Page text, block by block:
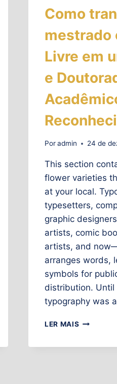
Como
mestrado
Livre em
e
Poradmin 24 de
This section
flower varieties
at your local.
typesetters,
graphic
artists, comic
artists, and
arranges words,
symbols for
distribution. Until
typography was
LER MAIS